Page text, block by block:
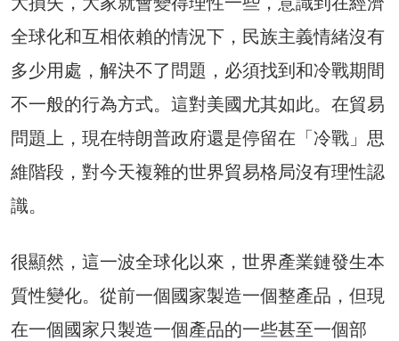
全球化和互相依賴的情況下，民族主義情緒沒有
多少用處，解決不了問題，必須找到和冷戰期間
不一般的行為方式。這對美國尤其如此。在貿易
問題上，現在特朗普政府還是停留在「冷戰」思
維階段，對今天複雜的世界貿易格局沒有理性認
識。
很顯然，這一波全球化以來，世界產業鏈發生本
質性變化。從前一個國家製造一個整產品，但現
在一個國家只製造一個產品的一些甚至一個部